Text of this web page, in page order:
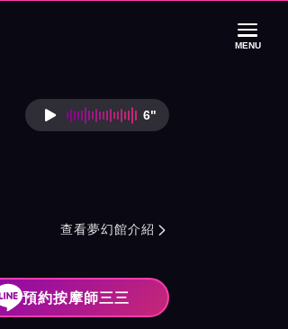
MENU
按摩師三三語音介
6"
查看夢幻館介紹 
預約按摩師三三